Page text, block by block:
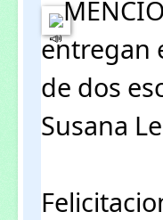
entregan
de dos
Susana